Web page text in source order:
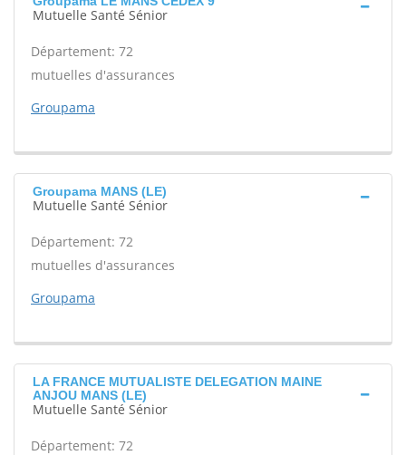
Mutuelle Santé Sénior
Département: 72
mutuelles d'assurances
Groupama
Groupama MANS (LE)
Mutuelle Santé Sénior
Département: 72
mutuelles d'assurances
Groupama
LA FRANCE MUTUALISTE DELEGATION MAINE
ANJOU MANS (LE)
Mutuelle Santé Sénior
Département: 72